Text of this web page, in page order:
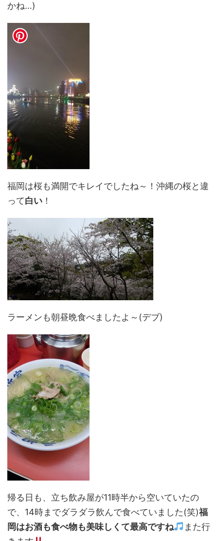
かね…)
福岡は桜も満開でキレイでしたね～！沖縄の桜と違
って白い ！
ラーメンも朝昼晩食べましたよ～(デブ)
帰る日も、立ち飲み屋が11時半から空いていたの
で、14時までダラダラ飲んで食べていました(笑)福
岡はお酒も食べ物も美味しくて最高ですね
また行